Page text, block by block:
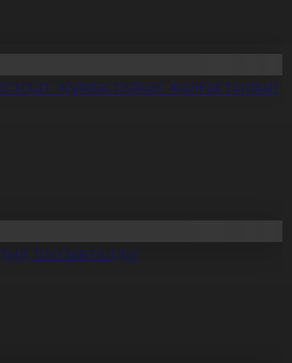
жұмыстарын жалғастырып
пысықталды